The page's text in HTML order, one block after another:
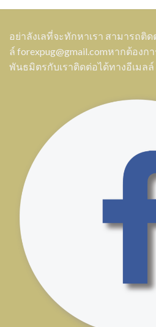
อย่าลังเลที่จะทักหาเรา สามารถติ
ล์ forexpug@gmail.comหากต้องก
พันธมิตรกับเราติดต่อได้ทางอีเมล